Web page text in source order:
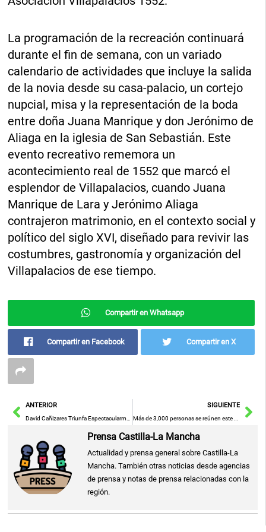
La programación de la recreación continuará
durante el fin de semana, con un variado
calendario de actividades que incluye la salida
de la novia desde su casa-palacio, un cortejo
nupcial, misa y la representación de la boda
entre doña Juana Manrique y don Jerónimo de
Aliaga en la iglesia de San Sebastián. Este
evento recreativo rememora un
acontecimiento real de 1552 que marcó el
esplendor de Villapalacios, cuando Juana
Manrique de Lara y Jerónimo Aliaga
contrajeron matrimonio, en el contexto social y
político del siglo XVI, diseñado para revivir las
costumbres, gastronomía y organización del
Villapalacios de ese tiempo.
Compartir en Whatsapp
Compartir en Facebook Compartir en X
AntANTERIOR
David Cañizares Triunfa Espectacularmente en el Torneo Provincial de Albacete
SIGUIENTE
Más de 3,000 personas se reúnen este fin de semana en Ciudad Real para la fase final del Torneo Dragón
Prensa Castilla-La Mancha
Actualidad y prensa general sobre Castilla-La
Mancha. También otras noticias desde agencias
de prensa y notas de prensa relacionadas con la
región.